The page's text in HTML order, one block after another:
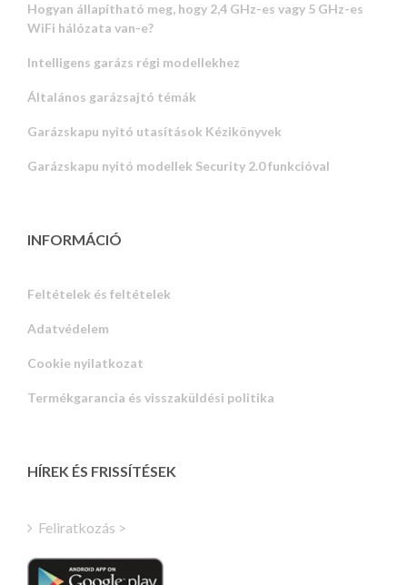
Hogyan állapítható meg, hogy 2,4 GHz-es vagy 5 GHz-es
WiFi hálózata van-e?
Intelligens garázs régi modellekhez
Általános garázsajtó témák
Garázskapu nyitó utasítások Kézikönyvek
Garázskapu nyitó modellek Security 2.0 funkcióval
INFORMÁCIÓ
Feltételek és feltételek
Adatvédelem
Cookie nyilatkozat
Termékgarancia és visszaküldési politika
HÍREK ÉS FRISSÍTÉSEK
Feliratkozás >